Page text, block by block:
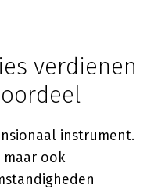
verdienen
instrument.
ook